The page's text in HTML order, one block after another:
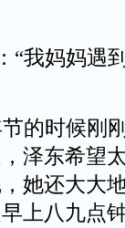
我妈妈遇
的时候刚
泽东希望
她还大大
上八九点